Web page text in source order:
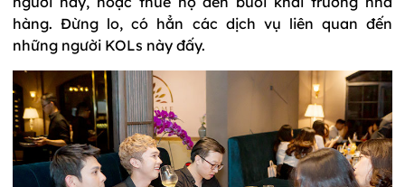
hàng. Đừng lo, có hẳn các dịch vụ liên quan đến
những người KOLs này đấy.